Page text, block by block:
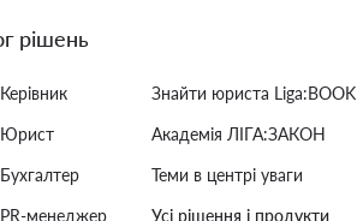
рішень
Юрист
менеджер
Знайти юриста Liga:BOOK
Академія ЛІГА:ЗАКОН
Теми в центрі уваги
Усі рішення і продукти